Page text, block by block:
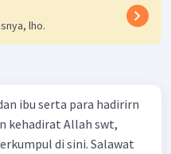
lho.
ibu serta para hadirirn
kehadirat Allah swt,
di sini. Salawat